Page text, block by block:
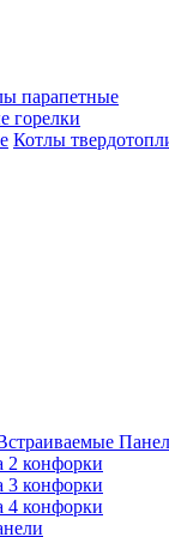
парапетные
горелки
Котлы
2 конфорки
3 конфорки
4 конфорки